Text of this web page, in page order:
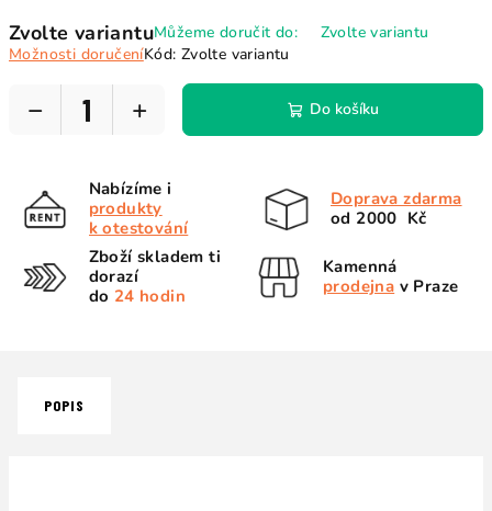
cena:
Zvolte variantuMůžeme doručit do:
Zvolte variantu
Možnosti doručeníKód: Zvolte variantu
+
− Do košíku
Nabízíme i
produkty
k otestování
Doprava zdarma
od 2000 Kč
Zboží skladem ti
dorazí
do 24 hodin
Kamenná
prodejna v Praze
POPIS